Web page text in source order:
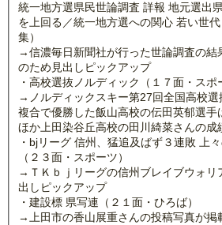
統一地方選県民世論調査 詳報 地元選出
を上回る／統一地方選への関心 若い世
集）
→信濃毎日新聞社が行った世論調査の結
のため見出しピックアップ
・高校選抜ノルディック（１７面・スポ
→ノルディックスキー第27回全国高校選
複合で優勝した飯山高校の伝田英郁選手
ほか上田染谷丘高校の田川綺菜さんの成
・bjリーグ 信州、猛追及ばず３連敗 上
（２３面・スポーツ）
→ＴＫｂｊリーグの信州ブレイブウォリ
出しピックアップ
・建設標 県写連（２１面・ひろば）
→上田市の香山展重さんの投稿写真が掲